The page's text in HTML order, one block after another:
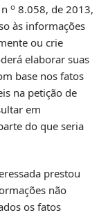
o 8.058, de 2013,
às informações
ou crie
elaborar suas
base nos fatos
na petição de
em
do que seria
prestou
não
os fatos